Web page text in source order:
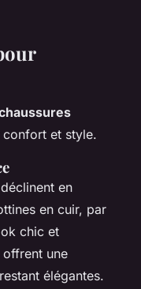
et style.
en
en cuir, par
chic et
une
élégantes.